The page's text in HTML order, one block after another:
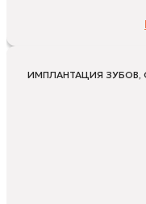
ИМПЛАНТАЦИЯ